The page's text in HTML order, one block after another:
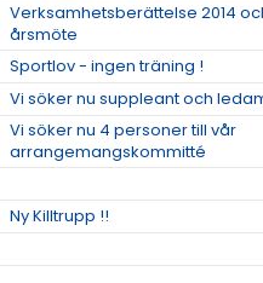
Verksamhetsberättelse 2014
årsmöte
Sportlov - ingen träning !
Vi söker nu suppleant och
Vi söker nu 4 personer till vår
arrangemangskommitté
Ny Killtrupp !!